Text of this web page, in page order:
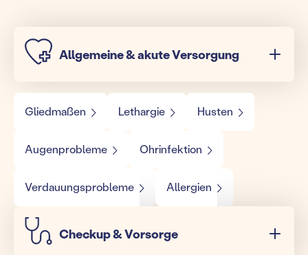
Allgemeine & akute Versorgung
Gliedmaßen Lethargie Husten
Augenprobleme Ohrinfektion
Verdauungsprobleme Allergien
Checkup & Vorsorge